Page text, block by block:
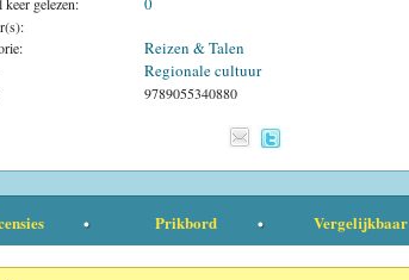
Reizen & Talen
Regionale cultuur
9789055340880
Prikbord Vergelijkbaar